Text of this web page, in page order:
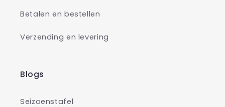
Betalen en bestellen
Verzending en levering
Blogs
Seizoenstafel